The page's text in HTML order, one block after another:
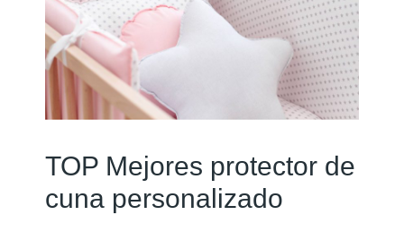
TOP Mejores protector de
cuna personalizado